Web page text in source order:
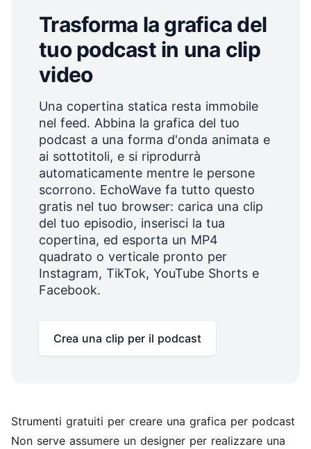
Trasforma la grafica del
tuo podcast in una clip
video
Una copertina statica resta immobile
nel feed. Abbina la grafica del tuo
podcast a una forma d'onda animata e
ai sottotitoli, e si riprodurrà
automaticamente mentre le persone
scorrono. EchoWave fa tutto questo
gratis nel tuo browser: carica una clip
del tuo episodio, inserisci la tua
copertina, ed esporta un MP4
quadrato o verticale pronto per
Instagram, TikTok, YouTube Shorts e
Facebook.
Crea una clip per il podcast
Strumenti gratuiti per creare una grafica per podcast
Non serve assumere un designer per realizzare una